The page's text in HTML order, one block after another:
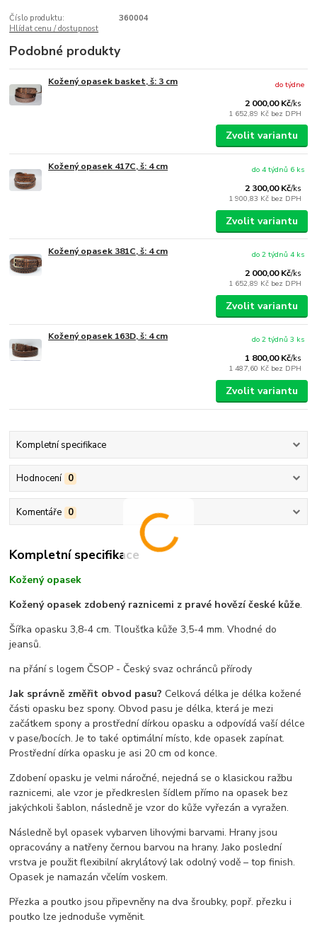
Číslo produktu:
360004
Hlídat cenu / dostupnost
Podobné produkty
Kožený opasek basket, š: 3 cm
2 000,00 Kč/ks
1 652,89 Kč bez DPH
do týdne
Zvolit variantu
Kožený opasek 417C, š: 4 cm
2 300,00 Kč/ks
1 900,83 Kč bez DPH
do 4 týdnů 6 ks
Zvolit variantu
Kožený opasek 381C, š: 4 cm
2 000,00 Kč/ks
1 652,89 Kč bez DPH
do 2 týdnů 4 ks
Zvolit variantu
Kožený opasek 163D, š: 4 cm
1 800,00 Kč/ks
1 487,60 Kč bez DPH
do 2 týdnů 3 ks
Zvolit variantu
Kompletní specifikace
Hodnocení 0
Komentáře 0
Kompletní specifikace
Kožený opasek
Kožený opasek zdobený raznicemi z pravé hovězí české kůže.
Šířka opasku 3,8-4 cm. Tloušťka kůže 3,5-4 mm. Vhodné do
jeansů.
na přání s logem ČSOP - Český svaz ochránců přírody
Jak správně změřit obvod pasu?Celková délka je délka kožené
části opasku bez spony. Obvod pasu je délka, která je mezi
začátkem spony a prostřední dírkou opasku a odpovídá vaší délce
v pase/bocích. Je to také optimální místo, kde opasek zapínat.
Prostřední dírka opasku je asi 20 cm od konce.
Zdobení opasku je velmi náročné, nejedná se o klasickou ražbu
raznicemi, ale vzor je předkreslen šídlem přímo na opasek bez
jakýchkoli šablon, následně je vzor do kůže vyřezán a vyražen.
Následně byl opasek vybarven lihovými barvami. Hrany jsou
opracovány a natřeny černou barvou na hrany. Jako poslední
vrstva je použit flexibilní akrylátový lak odolný vodě – top finish.
Opasek je namazán včelím voskem.
Přezka a poutko jsou připevněny na dva šroubky, popř. přezku i
poutko lze jednoduše vyměnit.